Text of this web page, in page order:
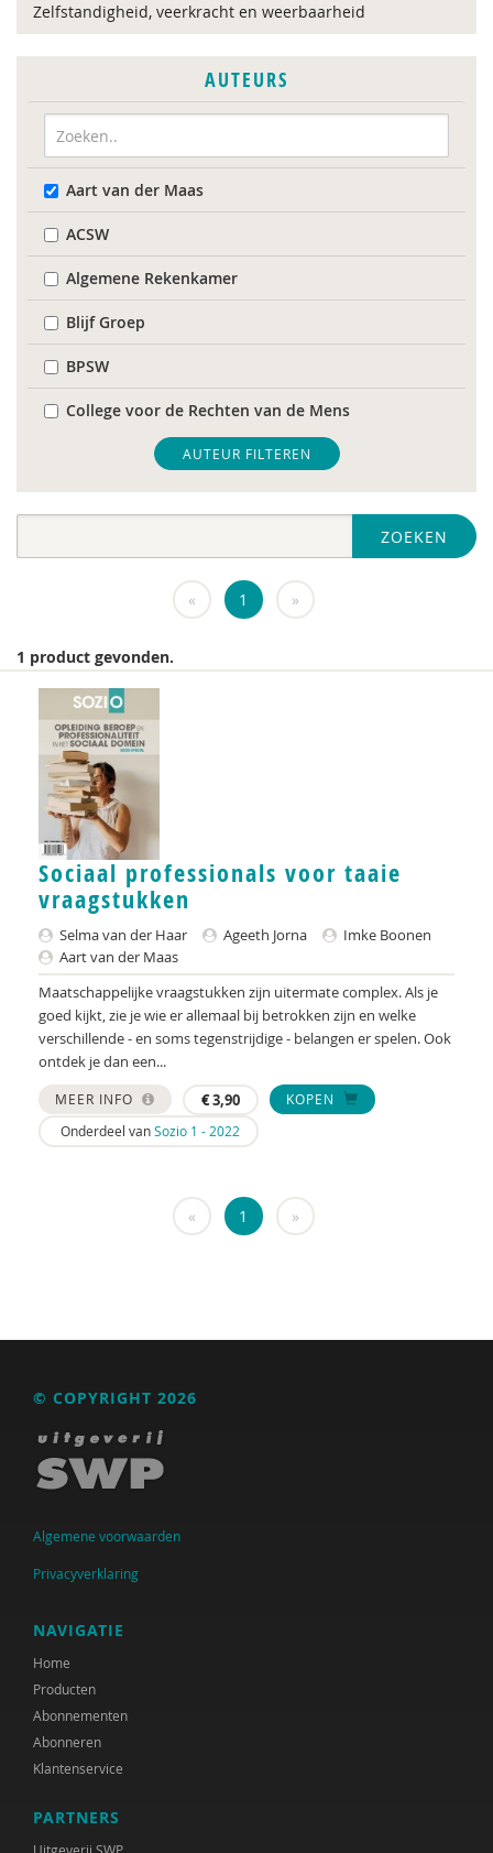
Zelfstandigheid, veerkracht en weerbaarheid
AUTEURS
Aart van der Maas
ACSW
Algemene Rekenkamer
Blijf Groep
BPSW
College voor de Rechten van de Mens
De Raad voor Volksgezondheid & Samenleving
diverse
Fier
GREVIO
het Regeringscommissariaat seksueel
grensoverschrijdend gedrag en seksueel geweld
huisarts
KNMG
Landelijk Kenniscentrum LVB
LIDIE
Maatschappelijk Impact Team
Mariëlle Bruning
Mentale gezondheidsnetwerken
Movisie
QUT
Regioplan
World Health Organization
WRR
Tim 'S Jongers
Jeugdautoriteit (JA)
AUTEUR FILTEREN
ZOEKEN
« 1 »
1 product gevonden.
Sociaal professionals voor taaie
vraagstukken
Selma van der Haar Ageeth Jorna
Imke Boonen
Aart van der Maas
Maatschappelijke vraagstukken zijn uitermate complex. Als je
goed kijkt, zie je wie er allemaal bij betrokken zijn en welke
verschillende - en soms tegenstrijdige - belangen er spelen. Ook
ontdek je dan een...
MEER INFO €3,90
KOPEN
Onderdeel vanSozio 1 - 2022
« 1 »
© COPYRIGHT 2026
Algemene voorwaarden
Privacyverklaring
NAVIGATIE
Home
Producten
Abonnementen
Abonneren
Klantenservice
PARTNERS